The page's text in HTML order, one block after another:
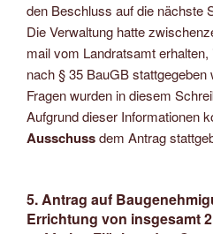
den Beschluss auf die nächste
Die Verwaltung hatte
mail vom Landratsamt
nach § 35 BauGB stattgegeben
Fragen wurden in diesem
Aufgrund dieser Informationen
Ausschussdem Antrag
5. Antrag auf
Errichtung von insgesamt